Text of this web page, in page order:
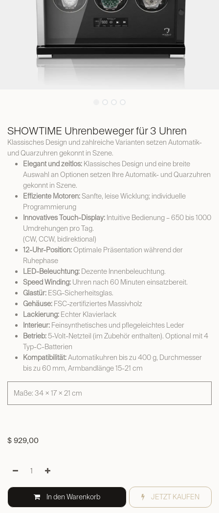
SHOWTIME Uhrenbeweger für 3 Uhren
Klassisches Design und zahlreiche Varianten setzen Automatik-
und Quarzuhren gekonnt in Szene.
Elegant und zeitlos: Klassisches Design und eine breite
Auswahl an Optionen setzen Ihre Automatik- und Quarzuhren
gekonnt in Szene.
Effiziente Motoren:Sanfte, leise Wicklung; individuelle
Programmierung
Innovatives Touch-Display: Intuitive Bedienung – 650 bis 1000
Umdrehungen pro Tag.
(CW, CCW, bidirektional)
12-Uhr-Position:Optimale Präsentation während der
Ruhephase
LED-Beleuchtung: Dezente Innenbeleuchtung.
Speed Winding: Uhren nach 60 Minuten einsatzbereit.
Glastür: ESG-Sicherheitsglas.
Gehäuse: FSC-zertifiziertes Massivholz
Lackierung: Echter Klavierlack
Interieur: Feinsynthetisches und pflegeleichtes Leder
Betrieb:5-Volt-Netzteil (im Zubehör enthalten). Optional mit 4
Typ-C-Batterien
Kompatibilität:Automatikuhren bis zu 400 g, Durchmesser
bis zu 60 mm, Armbandlänge 15-21 cm
Maße: 34 × 17 × 21 cm
$ 929,00
In den Warenkorb JETZT KAUFEN